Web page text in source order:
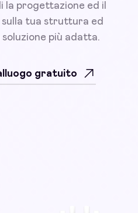
la progettazione ed il
tua struttura ed
più adatta.
gratuito